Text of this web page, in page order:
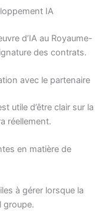
IA
d’IA au Royaume-
des contrats.
avec le partenaire
utile d’être clair sur la
réellement.
en matière de
à gérer lorsque la
groupe.